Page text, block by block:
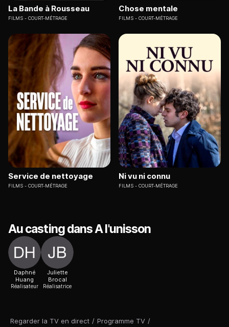
Regarder la TV en direct / Programme TV /
La Bande à Rousseau
FILMS COURT-MÉTRAGE
Chose mentale
FILMS COURT-MÉTRAGE
Service de nettoyage
FILMS COURT-MÉTRAGE
Ni vu ni connu
FILMS COURT-MÉTRAGE
Au casting dans A l'unisson
Daphné
Huang
Réalisateur
Juliette
Brocal
Réalisatrice